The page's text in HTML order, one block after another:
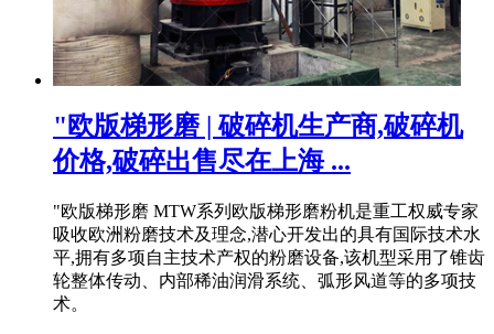
"欧版梯形磨 | 破碎机生产商,破碎机
价格,破碎出售尽在上海 ...
"欧版梯形磨 MTW系列欧版梯形磨粉机是重工权威专家
吸收欧洲粉磨技术及理念,潜心开发出的具有国际技术水
平,拥有多项自主技术产权的粉磨设备,该机型采用了锥齿
轮整体传动、内部稀油润滑系统、弧形风道等的多项技
术。